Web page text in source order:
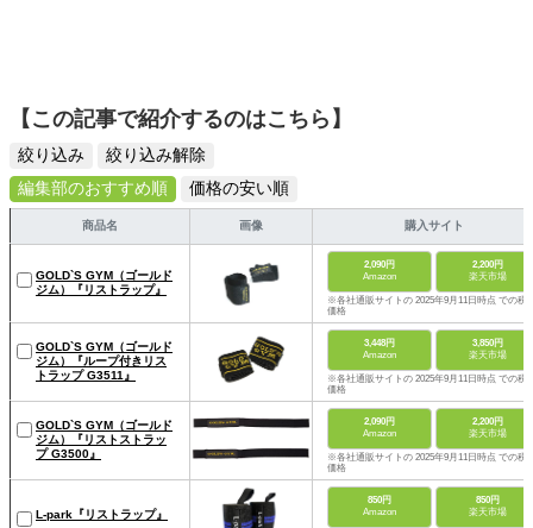
【この記事で紹介するのはこちら】
絞り込み
絞り込み解除
編集部のおすすめ順
価格の安い順
商品名 画像 購入サイト
GOLD`S GYM（ゴールド
ジム）『リストラップ』
2,090円
Amazon
2,200円
楽天市場
※各社通販サイトの 2025年9月11日時点 での税
価格
GOLD`S GYM（ゴールド
ジム）『ループ付きリス
トラップ G3511』
3,448円
Amazon
3,850円
楽天市場
※各社通販サイトの 2025年9月11日時点 での税
価格
GOLD`S GYM（ゴールド
ジム）『リストストラッ
プ G3500』
2,090円
Amazon
2,200円
楽天市場
※各社通販サイトの 2025年9月11日時点 での税
価格
L-park『リストラップ』
850円
Amazon
850円
楽天市場